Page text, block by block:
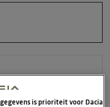
is prioriteit voor Dacia